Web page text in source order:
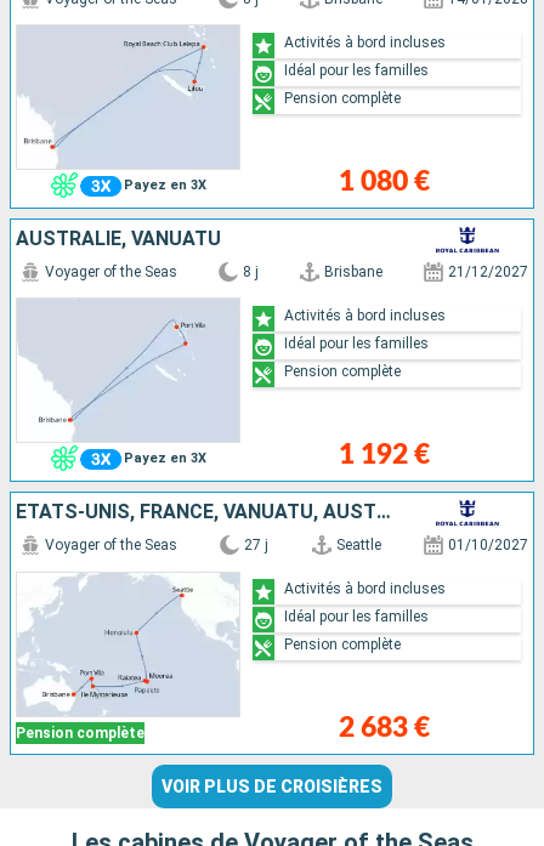
Payez en 3X 1 080 €
Activités à bord incluses
Idéal pour les familles
Pension complète
AUSTRALIE, VANUATU
Payez en 3X
Voyager of the Seas 8 j Brisbane 21/12/2027
1 192 €
Activités à bord incluses
Idéal pour les familles
Pension complète
ÉTATS-UNIS, FRANCE, VANUATU, AUSTRALIE
Pension complète
Voyager of the Seas 27 j Seattle 01/10/2027
2 683 €
Activités à bord incluses
Idéal pour les familles
Pension complète
VOIR PLUS DE CROISIÈRES